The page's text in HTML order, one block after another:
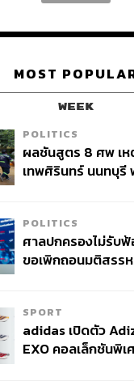
MOST
WEEK
POLITICS
ผลชันสูตร 8 ศพ เห
เทพศิรินทร์ นนทบุรี
POLITICS
ศาลปกครองไม่รับ
ขอเพิกถอนมติสรร
SPORT
adidas เปิดตัว
EXO คอลเล็กชันพิ